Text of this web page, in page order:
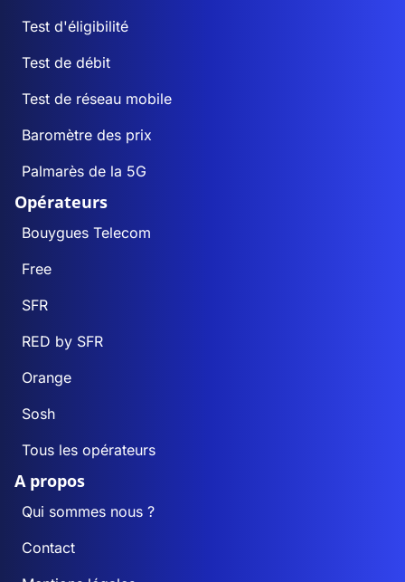
Test d'éligibilité
Test de débit
Test de réseau mobile
Baromètre des prix
Palmarès de la 5G
Opérateurs
Bouygues Telecom
Free
SFR
RED by SFR
Orange
Sosh
Tous les opérateurs
A propos
Qui sommes nous ?
Contact